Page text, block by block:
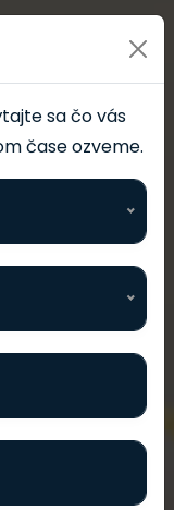
sa čo vás
čase ozveme.